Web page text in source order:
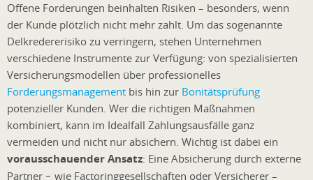
Offene Forderungen beinhalten Risiken – besonders, wenn
der Kunde plötzlich nicht mehr zahlt. Um das sogenannte
Delkredererisiko zu verringern, stehen Unternehmen
verschiedene Instrumente zur Verfügung: von spezialisierten
Versicherungsmodellen über professionelles
Forderungsmanagement bis hin zur Bonitätsprüfung
potenzieller Kunden. Wer die richtigen Maßnahmen
kombiniert, kann im Idealfall Zahlungsausfälle ganz
vermeiden und nicht nur absichern. Wichtig ist dabei ein
vorausschauender Ansatz: Eine Absicherung durch externe
Partner − wie Factoringgesellschaften oder Versicherer –